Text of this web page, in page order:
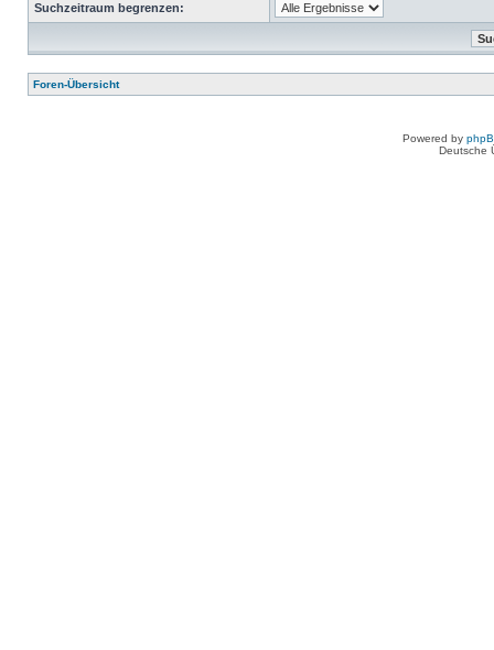
Suchzeitraum begrenzen:
Foren-Übersicht
Powered by
Deutsche